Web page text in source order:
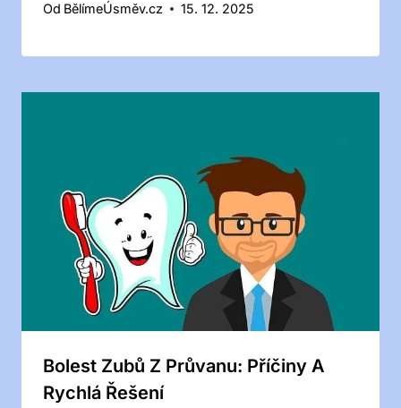
Od BělímeÚsměv.cz 15. 12. 2025
Bolest Zubů Z Průvanu: Příčiny A
Rychlá Řešení